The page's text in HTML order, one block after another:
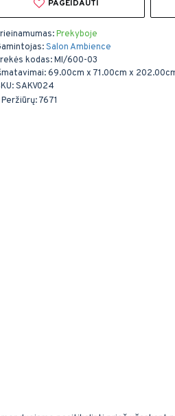
Prekyboje
Salon Ambience
kodas:MI/600-03
69.00cm x 71.00cm x
SAKV024
Peržiūrų: 7671
PAGEIDAUTI